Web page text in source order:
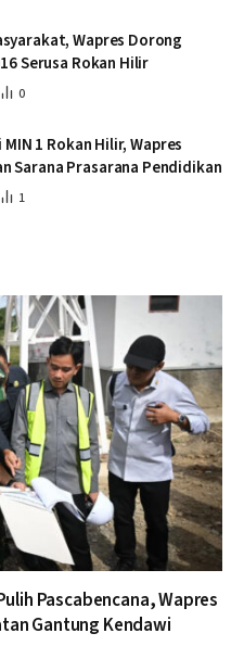
Wapres Dorong
Serusa Rokan Hilir
0
1 Rokan Hilir, Wapres
Sarana Prasarana Pendidikan
1
Pascabencana, Wapres
Gantung Kendawi